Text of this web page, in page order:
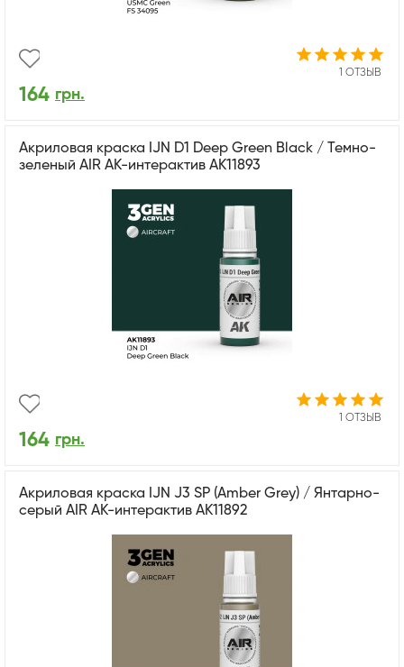
1 ОТЗЫВ
164 грн.
Акриловая краска IJN D1 Deep Green Black / Темно-
зеленый AIR АК-интерактив AK11893
1 ОТЗЫВ
164 грн.
Акриловая краска IJN J3 SP (Amber Grey) / Янтарно-
серый AIR АК-интерактив AK11892